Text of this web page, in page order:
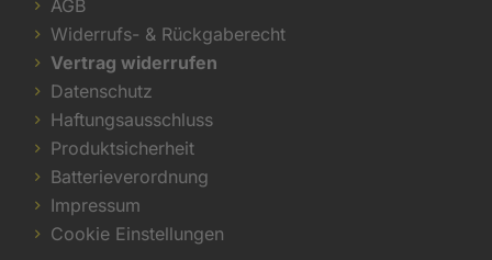
AGB
Widerrufs- & Rückgaberecht
Vertrag widerrufen
Datenschutz
Haftungsausschluss
Produktsicherheit
Batterieverordnung
Impressum
Cookie Einstellungen